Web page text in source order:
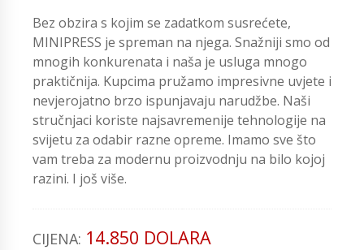
Bez obzira s kojim se zadatkom susrećete,
MINIPRESS je spreman na njega. Snažniji smo od
mnogih konkurenata i naša je usluga mnogo
praktičnija. Kupcima pružamo impresivne uvjete i
nevjerojatno brzo ispunjavaju narudžbe. Naši
stručnjaci koriste najsavremenije tehnologije na
svijetu za odabir razne opreme. Imamo sve što
vam treba za modernu proizvodnju na bilo kojoj
razini. I još više.
CIJENA: 14.850 DOLARA